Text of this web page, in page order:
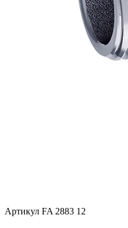
Артикул FA 2883 12